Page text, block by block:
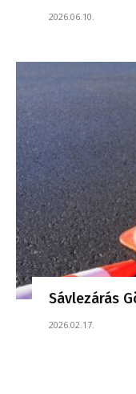
2026.06.10.
Sávlezárás
2026.02.17.